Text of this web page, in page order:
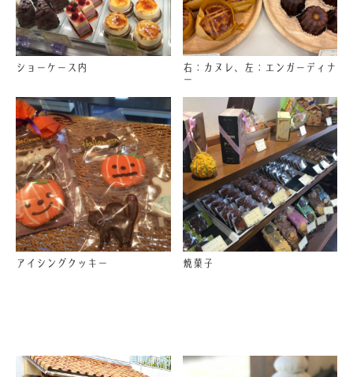
ショーケース内
右：カヌレ、左：エンガーディナ
ー
アイシングクッキー 焼菓子